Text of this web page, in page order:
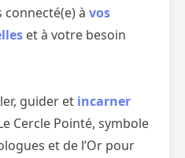
connecté(e) à vos
et à votre besoin
guider et incarner
Cercle Pointé, symbole
et de l’Or pour